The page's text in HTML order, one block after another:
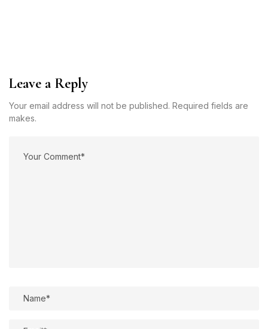
Leave a Reply
Your email address will not be published. Required fields are
makes.